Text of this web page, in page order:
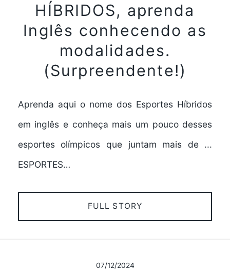
HÍBRIDOS, aprenda
Inglês conhecendo as
modalidades.
(Surpreendente!)
Aprenda aqui o nome dos Esportes Híbridos
em inglês e conheça mais um pouco desses
esportes olímpicos que juntam mais de ...
ESPORTES…
FULL STORY
07/12/2024